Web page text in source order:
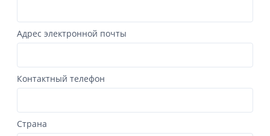
Адрес электронной почты
Контактный телефон
Страна